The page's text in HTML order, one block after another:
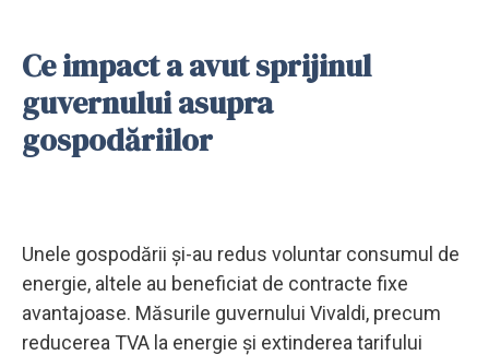
Ce impact a avut sprijinul
guvernului asupra
gospodăriilor
Unele gospodării și-au redus voluntar consumul de
energie, altele au beneficiat de contracte fixe
avantajoase. Măsurile guvernului Vivaldi, precum
reducerea TVA la energie și extinderea tarifului